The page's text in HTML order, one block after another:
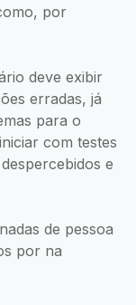
por
deve exibir
erradas, já
para o
com testes
e
de pessoa
por na